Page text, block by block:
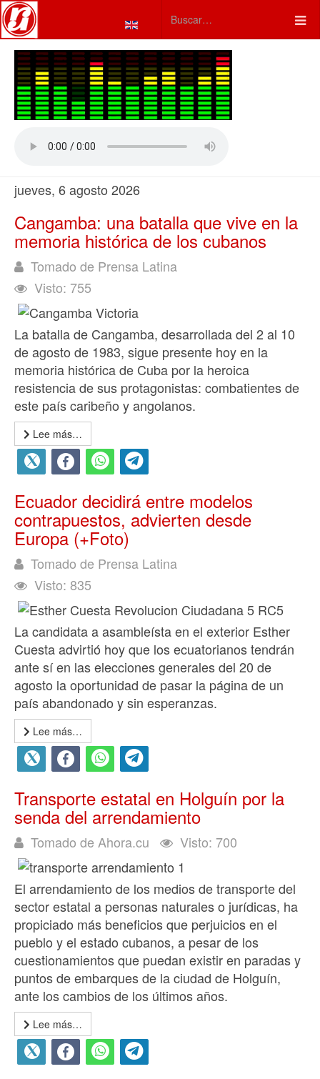
Seleccione su idioma
Type 2 or more characters
jueves, 6 agosto 2026
Cangamba: una batalla que vive en la
memoria histórica de los cubanos
Tomado de Prensa Latina
Visto: 755
La batalla de Cangamba, desarrollada del 2 al 10
de agosto de 1983, sigue presente hoy en la
memoria histórica de Cuba por la heroica
resistencia de sus protagonistas: combatientes de
este país caribeño y angolanos.
Lee más…
Ecuador decidirá entre modelos
contrapuestos, advierten desde
Europa (+Foto)
Tomado de Prensa Latina
Visto: 835
La candidata a asambleísta en el exterior Esther
Cuesta advirtió hoy que los ecuatorianos tendrán
ante sí en las elecciones generales del 20 de
agosto la oportunidad de pasar la página de un
país abandonado y sin esperanzas.
Lee más…
Transporte estatal en Holguín por la
senda del arrendamiento
Tomado de Ahora.cu Visto: 700
El arrendamiento de los medios de transporte del
sector estatal a personas naturales o jurídicas, ha
propiciado más beneficios que perjuicios en el
pueblo y el estado cubanos, a pesar de los
cuestionamientos que puedan existir en paradas y
puntos de embarques de la ciudad de Holguín,
ante los cambios de los últimos años.
Lee más…